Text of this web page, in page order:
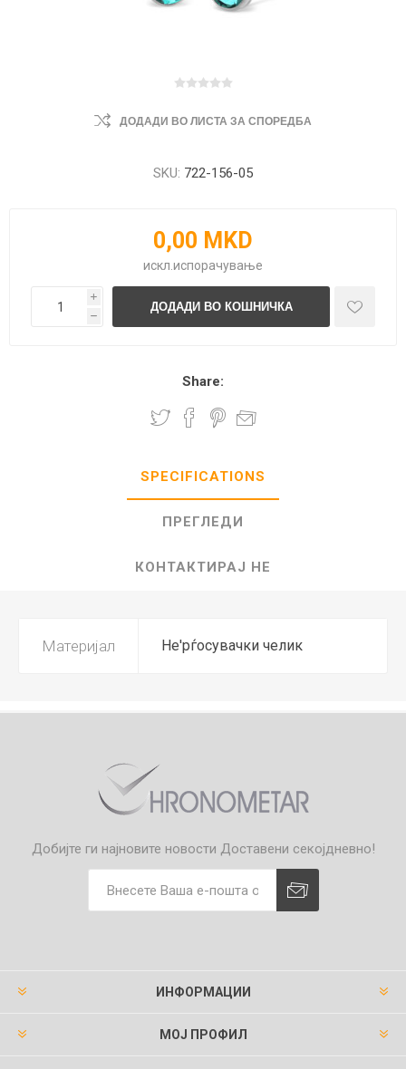
ДОДАДИ ВО ЛИСТА ЗА СПОРЕДБА
SKU: 722-156-05
0,00 MKD
искл. испорачување
i
h
Share:
SPECIFICATIONS
ПРЕГЛЕДИ
КОНТАКТИРАЈ НЕ
Материјал Не'рѓосувачки челик
Добијте ги најновите новости Доставени секојдневно!
ИНФОРМАЦИИ
МОЈ ПРОФИЛ